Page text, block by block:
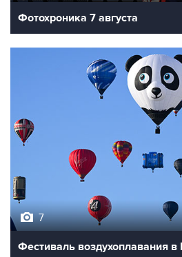
Фотохроника 7 августа
7
Фестиваль воздухоплавания в